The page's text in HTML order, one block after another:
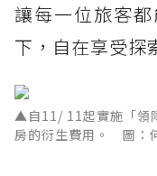
讓每一位旅客
下，自在享受探
▲自11/ 11起實施「領
房的衍生費用。 圖：